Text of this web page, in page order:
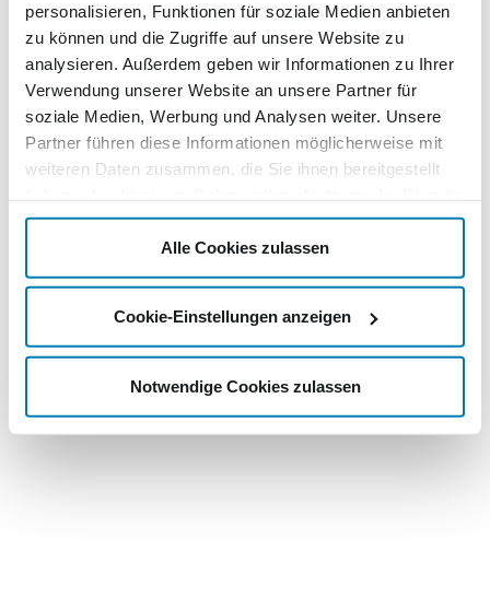
personalisieren, Funktionen für soziale Medien anbieten
zu können und die Zugriffe auf unsere Website zu
analysieren. Außerdem geben wir Informationen zu Ihrer
Verwendung unserer Website an unsere Partner für
soziale Medien, Werbung und Analysen weiter. Unsere
Partner führen diese Informationen möglicherweise mit
weiteren Daten zusammen, die Sie ihnen bereitgestellt
gesammelt haben.
Alle Cookies zulassen
Cookie-Einstellungen anzeigen
Notwendige Cookies zulassen